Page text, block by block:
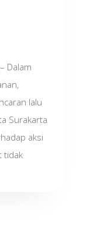
Dalam
lalu
Surakarta
aksi
tidak